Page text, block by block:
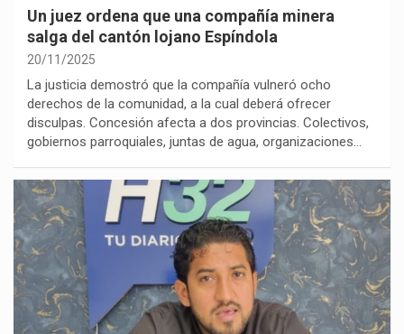
Un juez ordena que una compañía minera
salga del cantón lojano Espíndola
20/11/2025
La justicia demostró que la compañía vulneró ocho
derechos de la comunidad, a la cual deberá ofrecer
disculpas. Concesión afecta a dos provincias. Colectivos,
gobiernos parroquiales, juntas de agua, organizaciones…